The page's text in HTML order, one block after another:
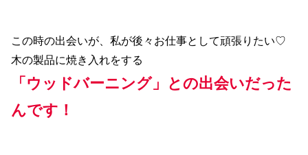
この時の出会いが、私が後々お仕事として頑張りたい♡
木の製品に焼き入れをする
「ウッドバーニング」との出会いだった
んです！